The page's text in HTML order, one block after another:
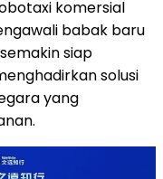
komersial
babak baru
siap
solusi
yang